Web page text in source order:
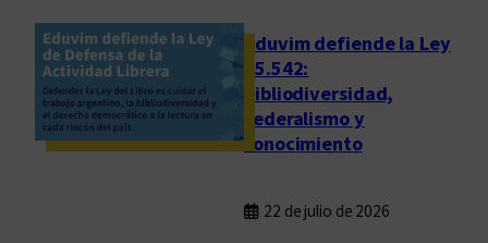
t
e
n
c
i
Eduvim defiende la Ley
25.542:
bibliodiversidad,
federalismo y
conocimiento
22 de julio de 2026